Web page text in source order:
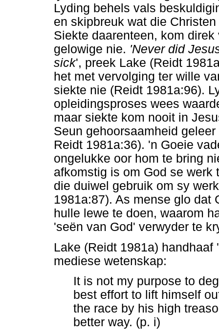
Lyding behels vals
en skipbreuk wat die
Siekte daarenteen, kom
gelowige nie. 'Never did
sick', preek Lake (Reidt
het met vervolging ter wille
siekte nie (Reidt 1981a:96).
opleidingsproses wees
maar siekte kom nooit in
Seun gehoorsaamheid
Reidt 1981a:36). 'n Goeie
ongelukke oor hom te bring
afkomstig is om God se werk
die duiwel gebruik om sy
1981a:87). As mense glo dat
hulle lewe te doen, waarom
'seën van God' verwyder te
Lake (Reidt 1981a)
mediese wetenskap:
It is not my purpose to
best effort to lift himself
the race by his high
better way. (p. i)